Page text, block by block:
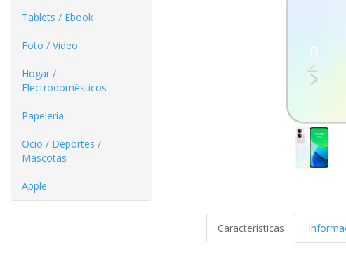
Tablets / Ebook
Foto / Video
Hogar /
Electrodomésticos
Papelería
Ocio / Deportes /
Mascotas
Apple
Características